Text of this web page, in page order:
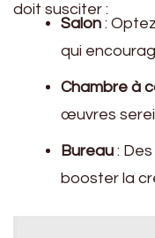
doit susciter :
Salon :
qui
Chambre à
œuvres
Bureau :
booster la